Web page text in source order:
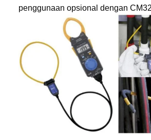
penggunaan opsional dengan